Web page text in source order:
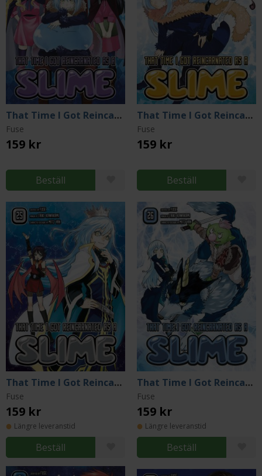
That Time I Got Reincarnated as a Slime 10
Fuse
159 kr
Beställ
That Time I Got Reincarnated as a Slime 11
Fuse
159 kr
Beställ
That Time I Got Reincarnated as a Slime 25
Fuse
159 kr
Längre leveranstid
Beställ
That Time I Got Reincarnated as a Slime 26
Fuse
159 kr
Längre leveranstid
Beställ